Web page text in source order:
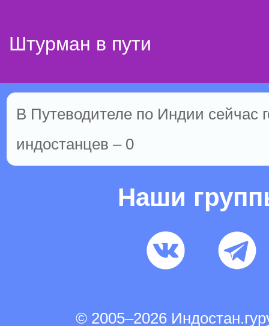
Штурман в пути
В Путеводителе по Индии сейчас
индостанцев – 0
Наши
© 2005–2026